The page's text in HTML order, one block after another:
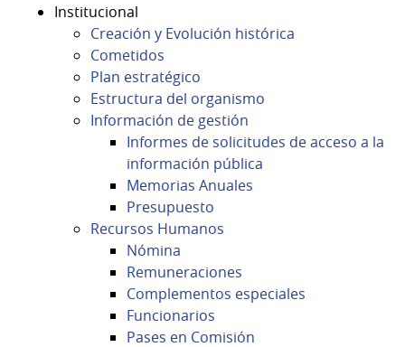
Institucional
Creación y Evolución histórica
Cometidos
Plan estratégico
Estructura del organismo
Información de gestión
Informes de solicitudes de acceso a la
información pública
Memorias Anuales
Presupuesto
Recursos Humanos
Nómina
Remuneraciones
Complementos especiales
Funcionarios
Pases en Comisión